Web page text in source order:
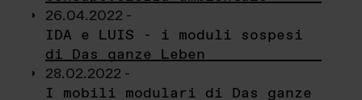
26.04.2022 -
IDA e LUIS - i moduli sospesi
di Das ganze Leben
28.02.2022 -
I mobili modulari di Das ganze